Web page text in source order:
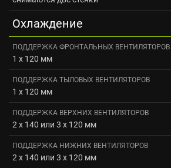
Охлаждение
ПОДДЕРЖКА ФРОНТАЛЬНЫХ ВЕНТИЛЯТОРОВ
1 x 120 мм
ПОДДЕРЖКА ТЫЛОВЫХ ВЕНТИЛЯТОРОВ
1 x 120 мм
ПОДДЕРЖКА ВЕРХНИХ ВЕНТИЛЯТОРОВ
2 x 140 или 3 x 120 мм
ПОДДЕРЖКА НИЖНИХ ВЕНТИЛЯТОРОВ
2 x 140 или 3 x 120 мм